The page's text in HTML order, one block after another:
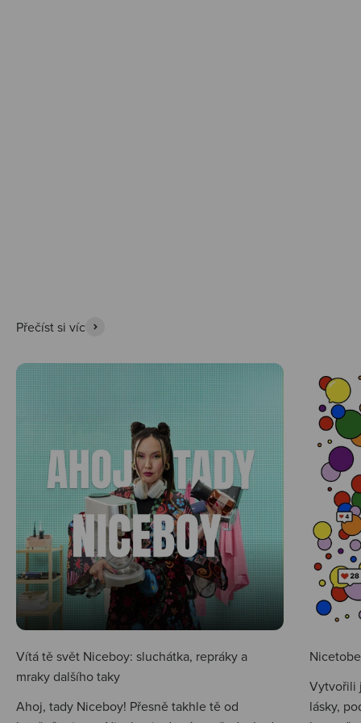
Přečíst si víc
Vítá tě svět Niceboy: sluchátka, repráky a
mraky dalšího taky
Ahoj, tady Niceboy! Přesně takhle tě od
Vytvořili
lásky,